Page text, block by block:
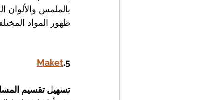
بالملمس والألوان
ظهور المواد
Maket.5
تسهيل تقسيم